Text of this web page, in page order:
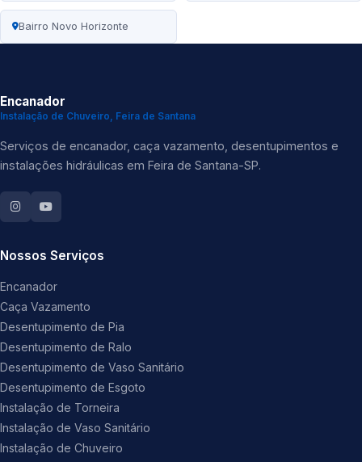
Bairro Novo Horizonte
Encanador
Instalação de Chuveiro, Feira de Santana
Serviços de encanador, caça vazamento, desentupimentos e
instalações hidráulicas em Feira de Santana-SP.
Nossos Serviços
Encanador
Caça Vazamento
Desentupimento de Pia
Desentupimento de Ralo
Desentupimento de Vaso Sanitário
Desentupimento de Esgoto
Instalação de Torneira
Instalação de Vaso Sanitário
Instalação de Chuveiro